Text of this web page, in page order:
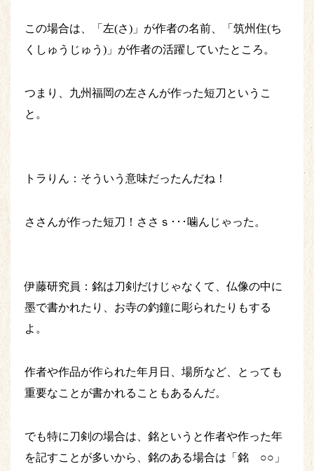
この場合は、「左(さ)」が作者の名前、「筑州住(ち
くしゅうじゅう)」が作者の活躍していたところ。
つまり、九州福岡の左さんが作った短刀というこ
と。
トラりん：そういう意味だったんだね！
ささんが作った短刀！ささｓ･･･噛んじゃった。
伊藤研究員：銘は刀剣だけじゃなくて、仏像の中に
墨で書かれたり、お寺の釣鐘に彫られたりもする
よ。
作者や作品が作られた年月日、場所など、とっても
重要なことが書かれることもあるんだ。
でも特に刀剣の場合は、銘というと作者や作った年
を記すことが多いから、銘のある場合は「銘 ○○」